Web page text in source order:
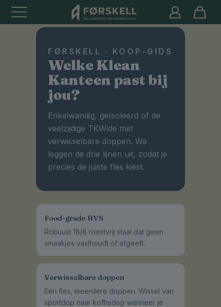
FØRSKELL · KOOP-GIDS
Welke Klean
Kanteen past bij
jou?
Enkelwandig, geïsoleerd of de
veelzijdige TKWide met
verwisselbare doppen. We
leggen de drie lijnen uit, zodat je
precies de juiste fles kiest.
Food-grade RVS
Robuust 18/8 roestvrij staal dat geen
smaakjes vasthoudt of afgeeft.
Verwisselbare doppen
Eén fles, meerdere doppen. Wissel van
sportdop naar koffiedop wanneer je